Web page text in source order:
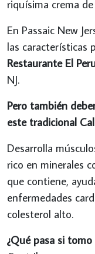
riquísima crema
En Passaic New
las características
Restaurante El
NJ.
Pero también
este tradicional
Desarrolla
rico en minerales
que contiene,
enfermedades
colesterol alto.
¿Qué pasa si